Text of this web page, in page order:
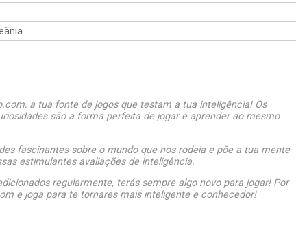
a tua fonte de jogos que testam a tua inteligência! Os
são a forma perfeita de jogar e aprender ao mesmo
fascinantes sobre o mundo que nos rodeia e põe a tua mente
estimulantes avaliações de inteligência.
regularmente, terás sempre algo novo para jogar! Por
e joga para te tornares mais inteligente e conhecedor!